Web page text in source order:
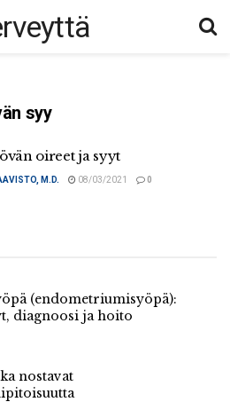
syy
oireet ja syyt
M.D. 08/03/2021 0
(endometriumisyöpä):
diagnoosi ja hoito
nostavat